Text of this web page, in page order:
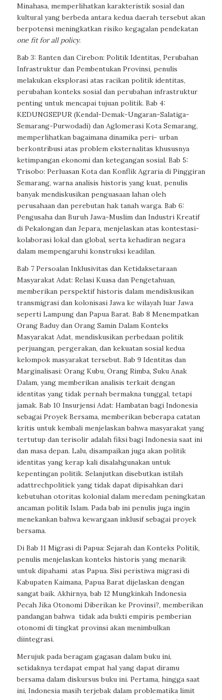
Minahasa, memperlihatkan karakteristik sosial dan
kultural yang berbeda antara kedua daerah tersebut akan
berpotensi meningkatkan risiko kegagalan pendekatan
one fit for all policy.
Bab 3: Banten dan Cirebon: Politik Identitas, Perubahan
Infrastruktur dan Pembentukan Provinsi, penulis
melakukan eksplorasi atas racikan politik identitas,
perubahan konteks sosial dan perubahan infrastruktur
penting untuk mencapai tujuan politik. Bab 4:
KEDUNGSEPUR (Kendal-Demak-Ungaran-Salatiga-
Semarang-Purwodadi) dan Aglomerasi Kota Semarang,
memperlihatkan bagaimana dinamika peri- urban
berkontribusi atas problem eksternalitas khususnya
ketimpangan ekonomi dan ketegangan sosial. Bab 5:
Trisobo: Perluasan Kota dan Konflik Agraria di Pinggiran
Semarang, warna analisis historis yang kuat, penulis
banyak mendiskusikan penguasaan lahan oleh
perusahaan dan perebutan hak tanah warga. Bab 6:
Pengusaha dan Buruh Jawa-Muslim dan Industri Kreatif
di Pekalongan dan Jepara, menjelaskan atas kontestasi-
kolaborasi lokal dan global, serta kehadiran negara
dalam mempengaruhi konstruksi keadilan.
Bab 7 Persoalan Inklusivitas dan Ketidaksetaraan
Masyarakat Adat: Relasi Kuasa dan Pengetahuan,
memberikan perspektif historis dalam mendiskusikan
transmigrasi dan kolonisasi Jawa ke wilayah luar Jawa
seperti Lampung dan Papua Barat. Bab 8 Menempatkan
Orang Baduy dan Orang Samin Dalam Konteks
Masyarakat Adat, mendiskusikan perbedaan politik
perjuangan, pergerakan, dan kekuatan sosial kedua
kelompok masyarakat tersebut. Bab 9 Identitas dan
Marginalisasi: Orang Kubu, Orang Rimba, Suku Anak
Dalam, yang memberikan analisis terkait dengan
identitas yang tidak pernah bermakna tunggal, tetapi
jamak. Bab 10 Insurjensi Adat: Hambatan bagi Indonesia
sebagai Proyek Bersama, memberikan beberapa catatan
kritis untuk kembali menjelaskan bahwa masyarakat yang
tertutup dan terisolir adalah fiksi bagi Indonesia saat ini
dan masa depan. Lalu, disampaikan juga akan politik
identitas yang kerap kali disalahgunakan untuk
kepentingan politik. Selanjutkan disebutkan istilah
adattrechpolitiek yang tidak dapat dipisahkan dari
kebutuhan otoritas kolonial dalam meredam peningkatan
ancaman politik Islam. Pada bab ini penulis juga ingin
menekankan bahwa kewargaan inklusif sebagai proyek
bersama.
Di Bab 11 Migrasi di Papua: Sejarah dan Konteks Politik,
penulis menjelaskan konteks historis yang menarik
untuk dipahami atas Papua. Sisi peristiwa migrasi di
Kabupaten Kaimana, Papua Barat dijelaskan dengan
sangat baik. Akhirnya, bab 12 Mungkinkah Indonesia
Pecah Jika Otonomi Diberikan ke Provinsi?, memberikan
pandangan bahwa tidak ada bukti empiris pemberian
otonomi di tingkat provinsi akan menimbulkan
diintegrasi.
Merujuk pada beragam gagasan dalam buku ini,
setidaknya terdapat empat hal yang dapat diramu
bersama dalam diskursus buku ini. Pertama, hingga saat
ini, Indonesia masih terjebak dalam problematika limit